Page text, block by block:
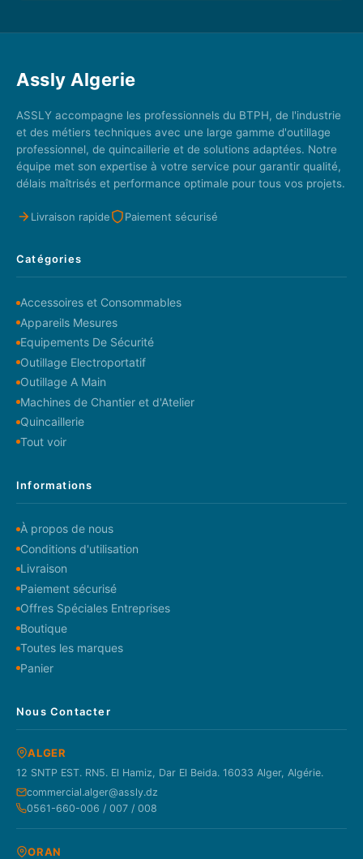
Assly Algerie
ASSLY accompagne les professionnels du BTPH, de l'industrie
et des métiers techniques avec une large gamme d'outillage
professionnel, de quincaillerie et de solutions adaptées. Notre
équipe met son expertise à votre service pour garantir qualité,
délais maîtrisés et performance optimale pour tous vos projets.
Livraison rapide Paiement sécurisé
Catégories
Accessoires et Consommables
Appareils Mesures
Equipements De Sécurité
Outillage Electroportatif
Outillage A Main
Machines de Chantier et d'Atelier
Quincaillerie
Tout voir
Informations
À propos de nous
Conditions d'utilisation
Livraison
Paiement sécurisé
Offres Spéciales Entreprises
Boutique
Toutes les marques
Panier
Nous Contacter
ALGER
12 SNTP EST. RN5. El Hamiz, Dar El Beida. 16033 Alger, Algérie.
commercial.alger@assly.dz
0561-660-006 / 007 / 008
ORAN